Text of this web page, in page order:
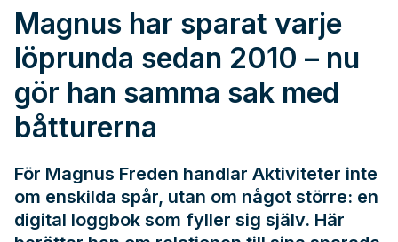
Magnus har sparat varje
löprunda sedan 2010 – nu
gör han samma sak med
båtturerna
För Magnus Freden handlar Aktiviteter inte
om enskilda spår, utan om något större: en
digital loggbok som fyller sig själv. Här